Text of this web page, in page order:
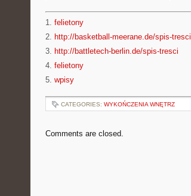
1. felietony
2. http://basketball-meerane.de/spis-tresci
3. http://battletech-berlin.de/spis-tresci
4. felietony
5. wpisy
CATEGORIES: WYKOŃCZENIA WNĘTRZ
Comments are closed.